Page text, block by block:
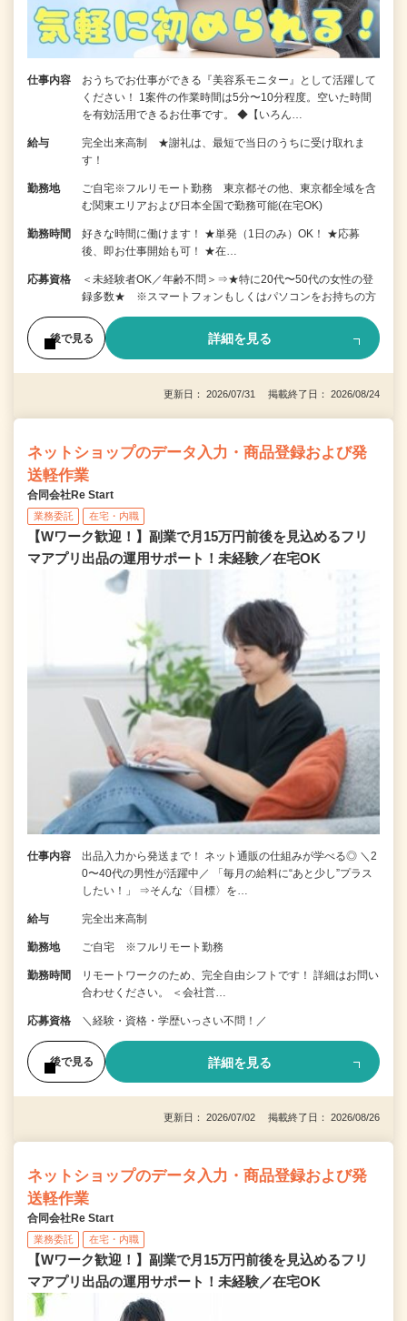
仕事内容
おうちでお仕事ができる『美容系モニター』として活躍して
ください！ 1案件の作業時間は5分〜10分程度。空いた時間
を有効活用できるお仕事です。 ◆【いろん…
給与
完全出来高制 ★謝礼は、最短で当日のうちに受け取れま
す！
勤務地
ご自宅※フルリモート勤務 東京都その他、東京都全域を含
む関東エリアおよび日本全国で勤務可能(在宅OK)
勤務時間
好きな時間に働けます！ ★単発（1日のみ）OK！ ★応募
後、即お仕事開始も可！ ★在…
応募資格
＜未経験者OK／年齢不問＞⇒★特に20代〜50代の女性の登
録多数★ ※スマートフォンもしくはパソコンをお持ちの方
後で見る 詳細を見る
更新日： 2026/07/31 掲載終了日： 2026/08/24
ネットショップのデータ入力・商品登録および発
送軽作業
合同会社Re Start
業務委託 在宅・内職
【Wワーク歓迎！】副業で月15万円前後を見込めるフリ
マアプリ出品の運用サポート！未経験／在宅OK
仕事内容
出品入力から発送まで！ ネット通販の仕組みが学べる◎ ＼2
0〜40代の男性が活躍中／ 「毎月の給料に“あと少し”プラス
したい！」 ⇒そんな〈目標〉を…
給与 完全出来高制
勤務地 ご自宅 ※フルリモート勤務
勤務時間
リモートワークのため、完全自由シフトです！ 詳細はお問い
合わせください。 ＜会社営…
応募資格 ＼経験・資格・学歴いっさい不問！／
後で見る 詳細を見る
更新日： 2026/07/02 掲載終了日： 2026/08/26
ネットショップのデータ入力・商品登録および発
送軽作業
合同会社Re Start
業務委託 在宅・内職
【Wワーク歓迎！】副業で月15万円前後を見込めるフリ
マアプリ出品の運用サポート！未経験／在宅OK